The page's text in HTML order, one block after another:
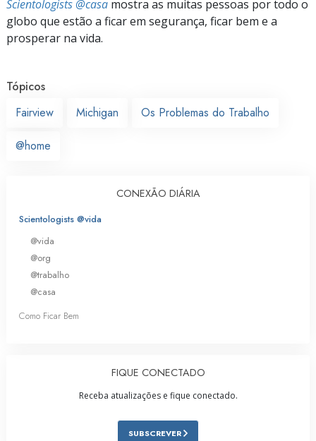
Scientologists @casa mostra as muitas pessoas por todo o
globo que estão a ficar em segurança, ficar bem e a
prosperar na vida.
Tópicos
Fairview
Michigan Os Problemas do Trabalho
@home
CONEXÃO DIÁRIA
Scientologists @vida
@vida
@org
@trabalho
@casa
Como Ficar Bem
FIQUE CONECTADO
Receba atualizações e fique conectado.
SUBSCREVER